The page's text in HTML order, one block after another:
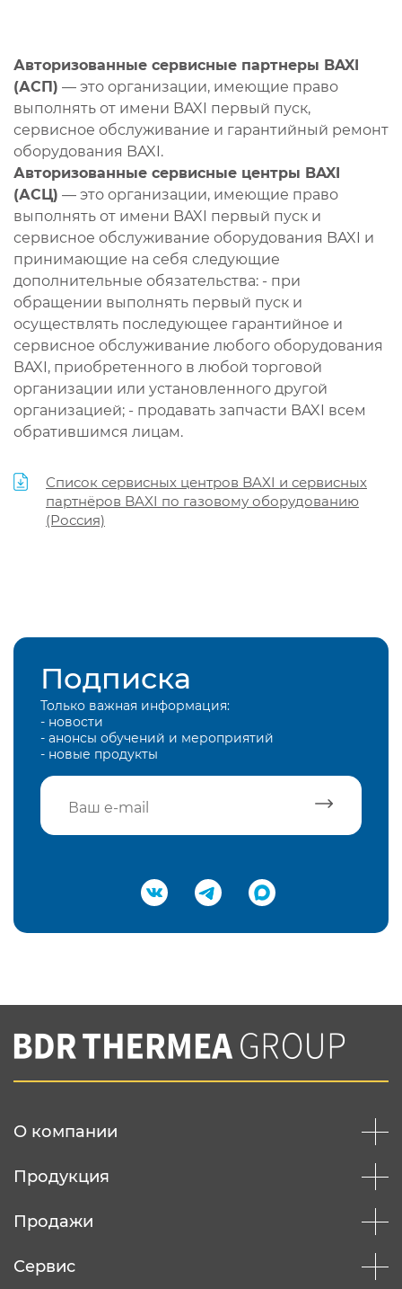
Авторизованные сервисные партнеры BAXI
(АСП) — это организации, имеющие право
выполнять от имени BAXI первый пуск,
сервисное обслуживание и гарантийный ремонт
оборудования BAXI.
Авторизованные сервисные центры BAXI
(АСЦ) — это организации, имеющие право
выполнять от имени BAXI первый пуск и
сервисное обслуживание оборудования BAXI и
принимающие на себя следующие
дополнительные обязательства: - при
обращении выполнять первый пуск и
осуществлять последующее гарантийное и
сервисное обслуживание любого оборудования
BAXI, приобретенного в любой торговой
организации или установленного другой
организацией; - продавать запчасти BAXI всем
обратившимся лицам.
Список сервисных центров BAXI и сервисных
партнёров BAXI по газовому оборудованию
(Россия)
Подписка
Только важная информация:
- новости
- анонсы обучений и мероприятий
- новые продукты
Подтвердить e-mail
Вы соглашаетесь с нашей политикой
конфеденциальности
О компании
Продукция
Продажи
Сервис